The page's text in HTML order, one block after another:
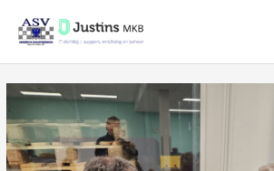
naar
inhoud
Bericht
navigatie